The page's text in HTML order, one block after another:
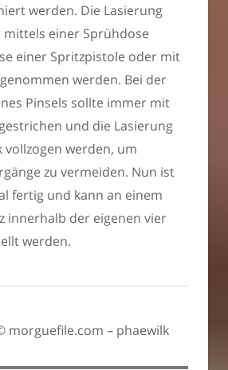
werden. Die Lasierung
einer Sprühdose
einer Spritzpistole oder mit
werden. Bei der
Pinsels sollte immer mit
und die Lasierung
vollzogen werden, um
zu vermeiden. Nun ist
fertig und kann an einem
innerhalb der eigenen vier
werden.
morguefile.com – phaewilk